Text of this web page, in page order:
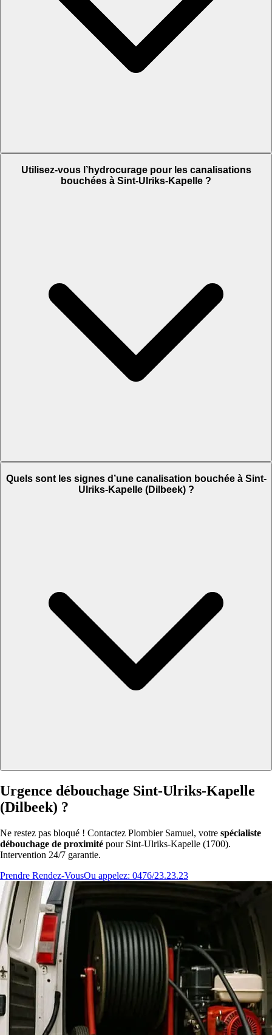
Utilisez-vous l’hydrocurage pour les canalisations
bouchées à Sint-Ulriks-Kapelle ?
Quels sont les signes d’une canalisation bouchée à Sint-
Ulriks-Kapelle (Dilbeek) ?
Urgence débouchage Sint-Ulriks-Kapelle
(Dilbeek) ?
Ne restez pas bloqué ! Contactez Plombier Samuel, votre spécialiste
débouchage de proximité pour Sint-Ulriks-Kapelle (1700).
Intervention 24/7 garantie.
Prendre Rendez-VousOu appelez: 0476/23.23.23